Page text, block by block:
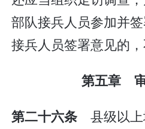
部队接兵人员参加并
接兵人员签署意见的，
第五章
第二十六条 县级以上